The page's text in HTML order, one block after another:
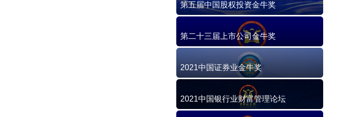
第五届中国股权投资金牛奖
第二十三届上市公司金牛奖
2021中国证券业金牛奖
2021中国银行业财富管理论坛